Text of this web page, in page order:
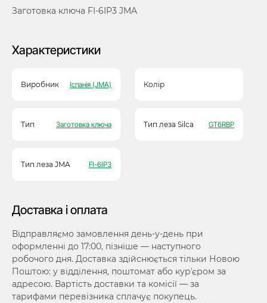
Заготовка ключа FI-6IP3 JMA
Характеристики
Виробник Іспанія (JMA) Колір
Тип Заготовка ключа Тип леза Silca GT6RBP
Тип леза JMA FI-6IP3
Доставка і оплата
Відправляємо замовлення день-у-день при
оформленні до 17:00, пізніше — наступного
робочого дня. Доставка здійснюється тільки Новою
Поштою: у відділення, поштомат або курʼєром за
адресою. Вартість доставки та комісії — за
тарифами перевізника сплачує покупець.